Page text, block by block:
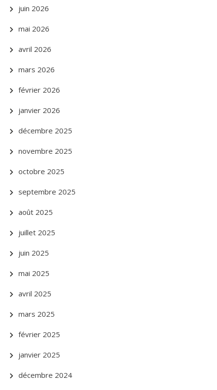
juin 2026
mai 2026
avril 2026
mars 2026
février 2026
janvier 2026
décembre 2025
novembre 2025
octobre 2025
septembre 2025
août 2025
juillet 2025
juin 2025
mai 2025
avril 2025
mars 2025
février 2025
janvier 2025
décembre 2024